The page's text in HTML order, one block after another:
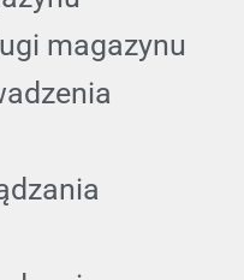
magazynu